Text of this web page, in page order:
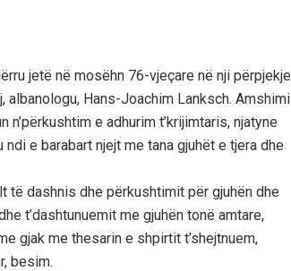
jetë në mosëhn 76-vjeçare në nji përpjekje
albanologu, Hans-Joachim Lanksch. Amshimi
n’përkushtim e adhurim t’krijimtaris, njatyne
e barabart njejt me tana gjuhët e tjera dhe
të dashnis dhe përkushtimit për gjuhën dhe
t’dashtunuemit me gjuhën tonë amtare,
gjak me thesarin e shpirtit t’shejtnuem,
besim.